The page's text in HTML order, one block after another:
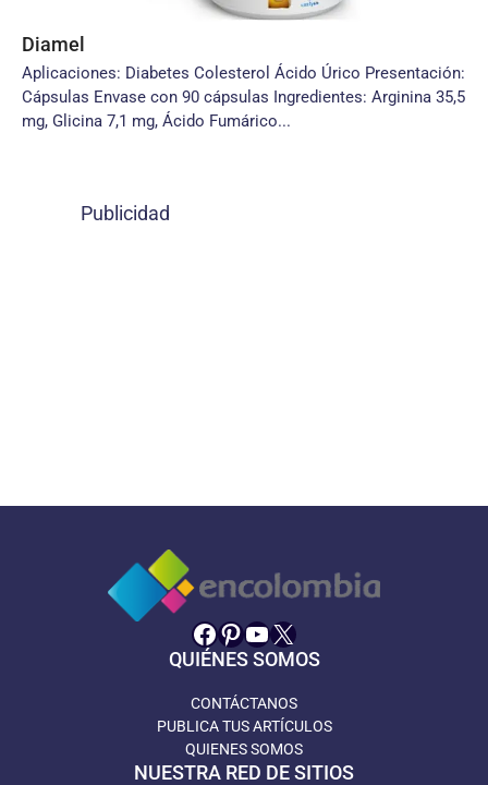
Diamel
Aplicaciones: Diabetes Colesterol Ácido Úrico Presentación:
Cápsulas Envase con 90 cápsulas Ingredientes: Arginina 35,5
mg, Glicina 7,1 mg, Ácido Fumárico...
Publicidad
Facebook
Pinterest
YouTube
X
QUIÉNES SOMOS
CONTÁCTANOS
PUBLICA TUS ARTÍCULOS
QUIENES SOMOS
NUESTRA RED DE SITIOS